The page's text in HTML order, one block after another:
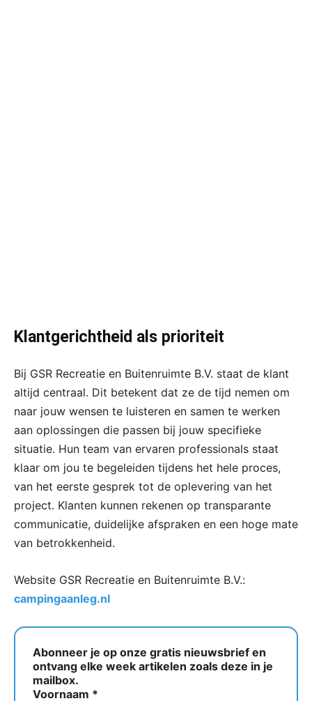
Klantgerichtheid als prioriteit
Bij GSR Recreatie en Buitenruimte B.V. staat de klant
altijd centraal. Dit betekent dat ze de tijd nemen om
naar jouw wensen te luisteren en samen te werken
aan oplossingen die passen bij jouw specifieke
situatie. Hun team van ervaren professionals staat
klaar om jou te begeleiden tijdens het hele proces,
van het eerste gesprek tot de oplevering van het
project. Klanten kunnen rekenen op transparante
communicatie, duidelijke afspraken en een hoge mate
van betrokkenheid.
Website GSR Recreatie en Buitenruimte B.V.:
campingaanleg.nl
Abonneer je op onze gratis nieuwsbrief en
ontvang elke week artikelen zoals deze in je
mailbox.
Voornaam *